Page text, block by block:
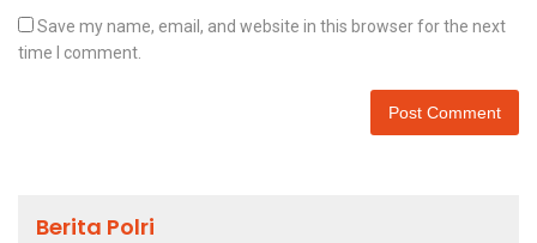
Save my name, email, and website in this browser for the next
time I comment.
Berita Polri